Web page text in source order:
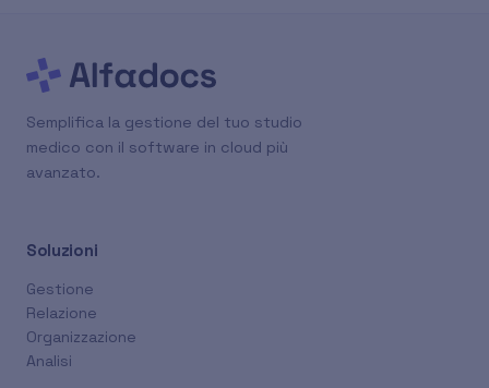
Semplifica la gestione del tuo studio
medico con il software in cloud più
avanzato.
Soluzioni
Gestione
Relazione
Organizzazione
Analisi